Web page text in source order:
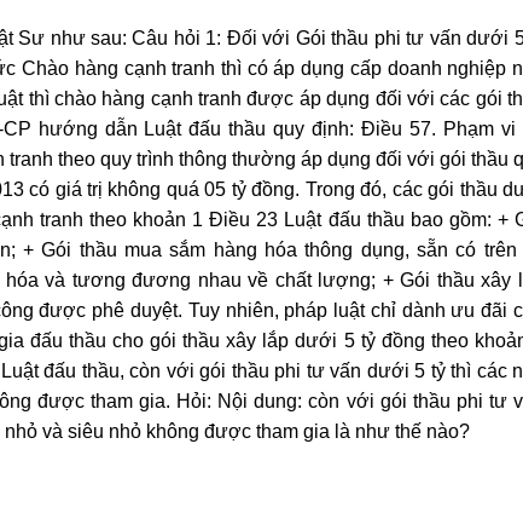
Sư như sau: Câu hỏi 1: Đối với Gói thầu phi tư vấn dưới
Chào hàng cạnh tranh thì có áp dụng cấp doanh nghiệp
thì chào hàng cạnh tranh được áp dụng đối với các gói
hướng dẫn Luật đấu thầu quy định: Điều 57. Phạm vi
theo quy trình thông thường áp dụng đối với gói thầu
có giá trị không quá 05 tỷ đồng. Trong đó, các gói thầu
tranh theo khoản 1 Điều 23 Luật đấu thầu bao gồm: +
+ Gói thầu mua sắm hàng hóa thông dụng, sẵn có trên
và tương đương nhau về chất lượng; + Gói thầu xây
được phê duyệt. Tuy nhiên, pháp luật chỉ dành ưu đãi
đấu thầu cho gói thầu xây lắp dưới 5 tỷ đồng theo
đấu thầu, còn với gói thầu phi tư vấn dưới 5 tỷ thì các
được tham gia. Hỏi: Nội dung: còn với gói thầu phi tư
và siêu nhỏ không được tham gia là như thế nào?